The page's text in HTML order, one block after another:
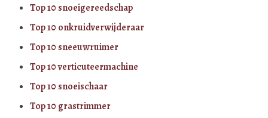
Top 10 snoeigereedschap
Top 10 onkruidverwijderaar
Top 10 sneeuwruimer
Top 10 verticuteermachine
Top 10 snoeischaar
Top 10 grastrimmer